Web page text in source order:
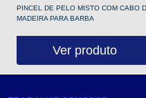
PINCEL DE PELO MISTO COM CABO
MADEIRA PARA BARBA
Ver produto